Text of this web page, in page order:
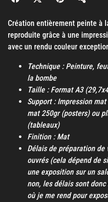
Création entièrement peinte à
reproduite grâce à une
avec un rendu couleur
Technique : Peinture,
la bombe
Taille : Format A3
Support : Impression
mat 250gr (posters) ou
(tableaux)
Finition : Mat
Délais de préparation de
ouvrés (cela dépend de
une exposition sur un
non, les délais sont
où je me rend pour